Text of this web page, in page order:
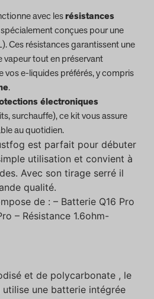
avec lesrésistances
spécialement conçues pour une
Ces résistances garantissent une
tout en préservant
vos e-liquides préférés, y compris
.
électroniques
surchauffe), ce kit vous assure
au quotidien.
est parfait pour débuter
utilisation et convient à
Avec son tirage serré il
qualité.
de : – Batterie Q16 Pro
– Résistance 1.6ohm-
et de polycarbonate , le
une batterie intégrée